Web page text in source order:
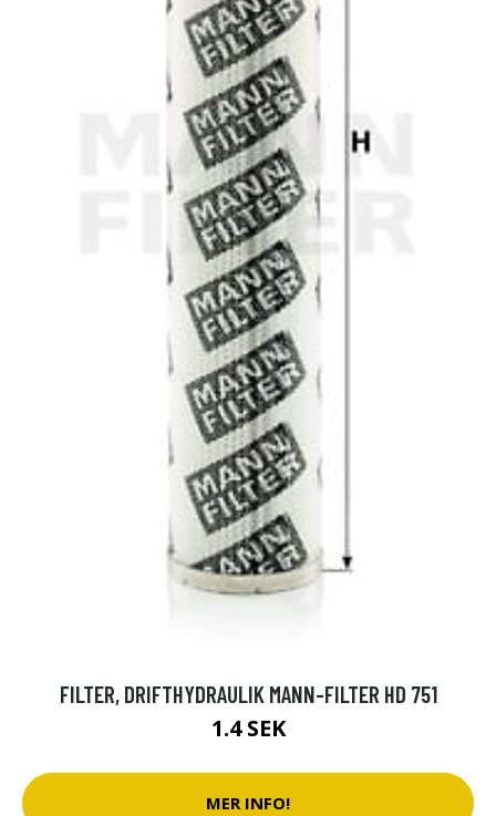
FILTER, DRIFTHYDRAULIK MANN-FILTER HD 751
1.4 SEK
MER INFO!